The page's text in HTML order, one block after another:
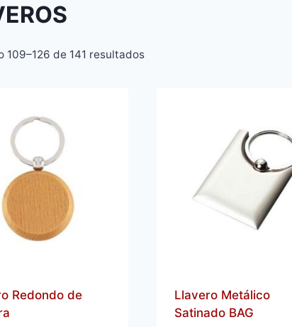
109–126 de 141 resultados
Redondo de
Llavero Metálico
Satinado BAG